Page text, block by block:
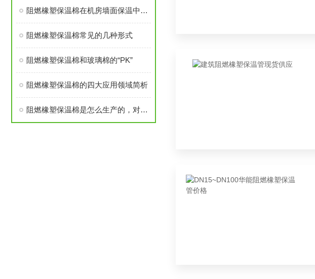
阻燃橡塑保温棉在机房墙面保温中应有多厚？
阻燃橡塑保温棉常见的几种形式
阻燃橡塑保温棉和玻璃棉的“PK”
阻燃橡塑保温棉的四大应用领域简析
阻燃橡塑保温棉是怎么生产的，对人体有害吗？